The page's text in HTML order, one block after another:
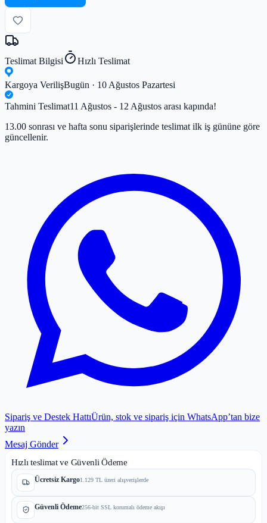
Teslimat Bilgisi Hızlı Teslimat
Kargoya VerilişBugün · 10 Ağustos Pazartesi
Tahmini Teslimat11 Ağustos - 12 Ağustos arası kapında!
13.00 sonrası ve hafta sonu siparişlerinde teslimat ilk iş gününe göre
güncellenir.
Sipariş ve Destek HattıÜrün, stok ve sipariş için WhatsApp’tan bize
yazın
Mesaj Gönder
Hızlı teslimat ve Güvenli Ödeme
Ücretsiz Kargo1.129 TL üzeri alışverişlerde
Güvenli Ödeme256-bit SSL korumalı ödeme akışı